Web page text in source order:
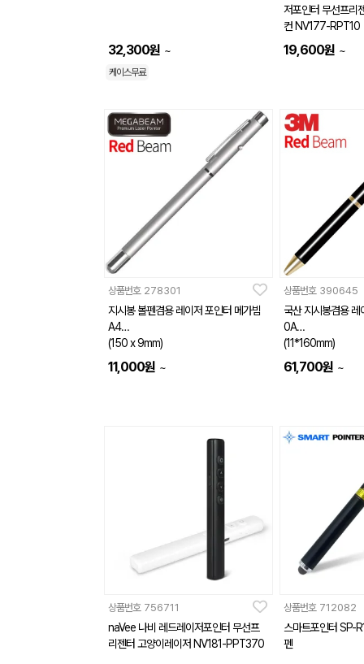
32,300원 ~
케이스무료
저포인터 무선프리
컨 NV177-RPT10
19,600원 ~
상품번호 278301
지시봉 볼펜겸용 레이저 포인터 메가빔
A4
(150 x 9mm)
11,000원 ~
상품번호 390645
국산 지시봉겸용
0A
(11*160mm)
61,700원 ~
상품번호 756711
naVee 나비 레드레이저포인터 무선프
리젠터 고양이레이저 NV181-PPT370
상품번호 712082
스마트포인터 SP-
펜